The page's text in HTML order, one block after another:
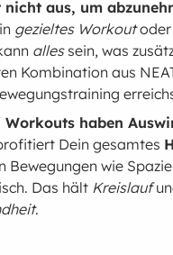
nicht aus, um
gezieltes Workoutoder
allessein, was
Kombination aus
Workouts haben
Dein gesamtes
Bewegungen wie
Das hält Kreislauf
.